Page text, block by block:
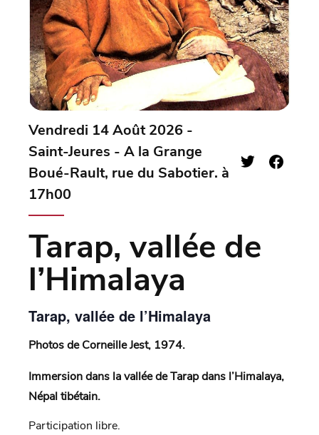
Vendredi 14 Août 2026 -
Saint-Jeures - A la Grange
Boué-Rault, rue du Sabotier. à
17h00
Tarap, vallée de
l’Himalaya
Tarap, vallée de l’Himalaya
Photos de Corneille Jest, 1974.
Immersion dans la vallée de Tarap dans l’Himalaya,
Népal tibétain.
Participation libre.